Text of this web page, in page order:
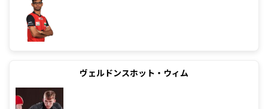
ヴェルドンスホット・ウィム